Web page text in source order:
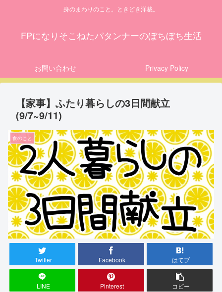
身のまわりのこと。ときどき洋裁。
FPになりそこねたパタンナーのぼちぼち生活
お問い合わせ Privacy Policy
【家事】ふたり暮らしの3日間献立
(9/7~9/11)
食のこと
Twitter Facebook はてブ
LINE Pinterest コピー